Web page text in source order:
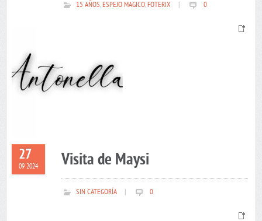
15 AÑOS,ESPEJO MAGICO,FOTERIX 0
27
09 2024 Visita de Maysi
SIN CATEGORÍA 0